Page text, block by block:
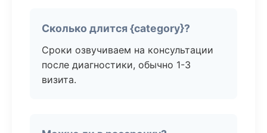
Сколько длится {category}?
Сроки озвучиваем на консультации
после диагностики, обычно 1-3
визита.